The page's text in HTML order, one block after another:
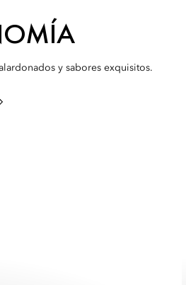
y sabores exquisitos.